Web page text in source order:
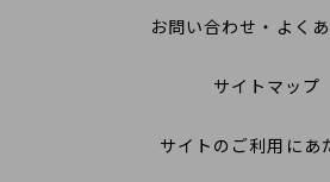
お問い合わせ・よく
サイトマップ
サイトのご利用にあ